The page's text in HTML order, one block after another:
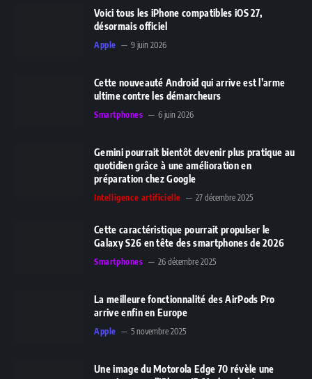
Voici tous les iPhone compatibles iOS 27,
désormais officiel
Apple 9 juin 2026
Cette nouveauté Android qui arrive est l’arme
ultime contre les démarcheurs
Smartphones 6 juin 2026
Gemini pourrait bientôt devenir plus pratique au
quotidien grâce à une amélioration en
préparation chez Google
Intelligence artificielle 27 décembre 2025
Cette caractéristique pourrait propulser le
Galaxy S26 en tête des smartphones de 2026
Smartphones 26 décembre 2025
La meilleure fonctionnalité des AirPods Pro
arrive enfin en Europe
Apple 5 novembre 2025
Une image du Motorola Edge 70 révèle une